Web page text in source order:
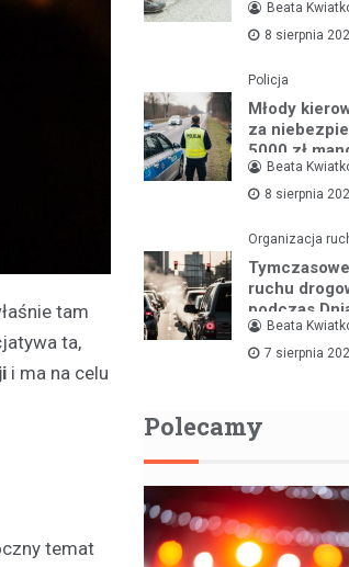
tam
ta,
i ma na celu
temat
w Lesznie w
Beata
8 sierpnia
Policja
Młody
za
5000 zł
miesiące
Beata
8 sierpnia
Organizacja
ruchu
podczas
Beata
7 sierpnia
Polecamy